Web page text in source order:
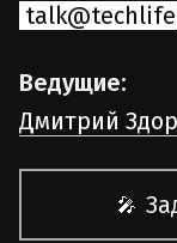
Ведущие:
Дмитрий
🎤